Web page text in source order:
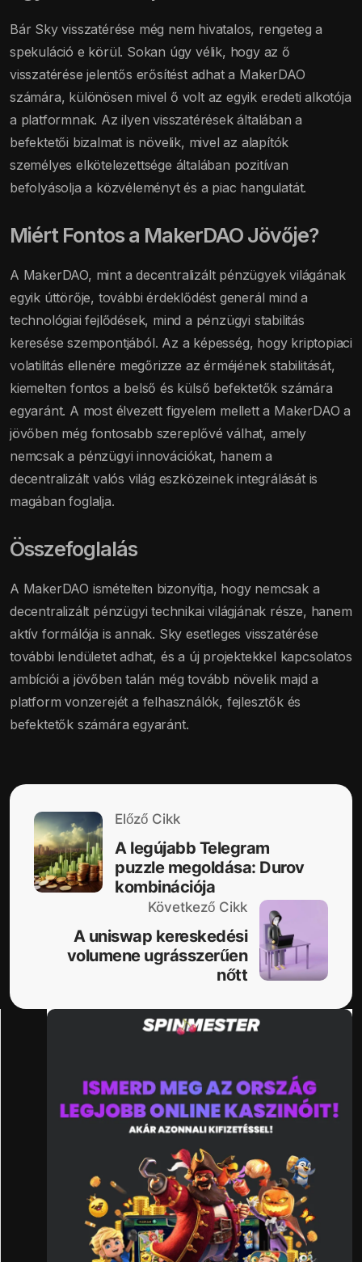
Bár Sky visszatérése még nem hivatalos, rengeteg a
spekuláció e körül. Sokan úgy vélik, hogy az ő
visszatérése jelentős erősítést adhat a MakerDAO
számára, különösen mivel ő volt az egyik eredeti alkotója
a platformnak. Az ilyen visszatérések általában a
befektetői bizalmat is növelik, mivel az alapítók
személyes elkötelezettsége általában pozitívan
befolyásolja a közvéleményt és a piac hangulatát.
Miért Fontos a MakerDAO Jövője?
A MakerDAO, mint a decentralizált pénzügyek világának
egyik úttörője, további érdeklődést generál mind a
technológiai fejlődések, mind a pénzügyi stabilitás
keresése szempontjából. Az a képesség, hogy kriptopiaci
volatilitás ellenére megőrizze az érméjének stabilitását,
kiemelten fontos a belső és külső befektetők számára
egyaránt. A most élvezett figyelem mellett a MakerDAO a
jövőben még fontosabb szereplővé válhat, amely
nemcsak a pénzügyi innovációkat, hanem a
decentralizált valós világ eszközeinek integrálását is
magában foglalja.
Összefoglalás
A MakerDAO ismételten bizonyítja, hogy nemcsak a
decentralizált pénzügyi technikai világjának része, hanem
aktív formálója is annak. Sky esetleges visszatérése
további lendületet adhat, és a új projektekkel kapcsolatos
ambíciói a jövőben talán még tovább növelik majd a
platform vonzerejét a felhasználók, fejlesztők és
befektetők számára egyaránt.
Előző Cikk
A legújabb Telegram
puzzle megoldása: Durov
kombinációja
Következő Cikk
A uniswap kereskedési
volumene ugrásszerűen
nőtt